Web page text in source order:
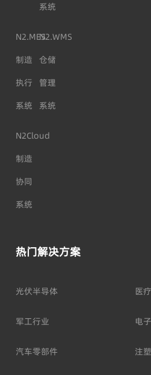
系统
N2.MES
制造
执行
系统
N2.WMS
仓储
管理
系统
N2Cloud
制造
协同
系统
热门解决方案
光伏半导体 医
军工行业 电
汽车零部件 注